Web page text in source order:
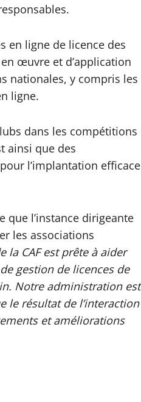
en ligne de licence des
œuvre et d’application
nationales, y compris les
ligne.
dans les compétitions
ainsi que des
l’implantation efficace
que l’instance dirigeante
les associations
la CAF est prête à aider
gestion de licences de
Notre administration est
le résultat de l’interaction
et améliorations